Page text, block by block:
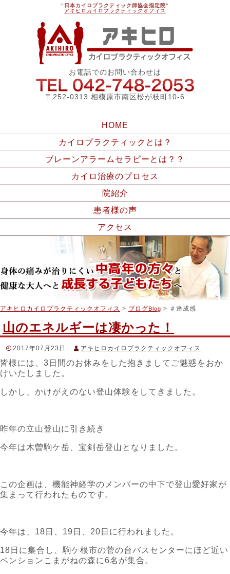
“日本カイロプラクティック師協会指定院”
アキヒロカイロプラクティックオフィス
お電話でのお問い合わせは
〒252-0313 相模原市南区松が枝町10-6
HOME
カイロプラクティックとは？
ブレーンアラームセラピーとは？？
カイロ治療のプロセス
院紹介
患者様の声
アクセス
アキヒロカイロプラクティックオフィス > ブログ Blog > ＃達成感
山のエネルギーは凄かった！
2017年07月23日
アキヒロカイロプラクティックオフィス
スタッフブログ
＃アキヒロカイロプラクティック
皆様には、3日間のお休みをした抱きましてご魅惑をおか
けいたしました。
しかし、かけがえのない登山体験をしてきました。
昨年の立山登山に引き続き
今年は木曽駒ケ岳、宝剣岳登山となりました。
この企画は、機能神経学のメンバーの中下で登山愛好家が
集まって行われたものです。
今年は、18日、19日、20日に行われました。
18日に集合し、駒ケ根市の菅の台バスセンターにほど近い
ペンションこまがねの森に6名が集合。